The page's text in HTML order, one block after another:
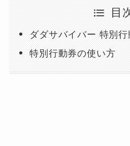
目
ダダサバイバー 特別
特別行動券の使い方